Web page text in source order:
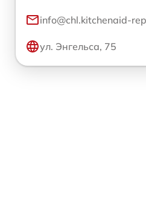
info@chl.kitchenaid-
ул. Энгельса, 75